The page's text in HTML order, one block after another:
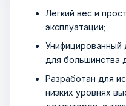
Легкий вес и
эксплуатации;
Унифицированный
для большинства
Разработан для
низких уровнях